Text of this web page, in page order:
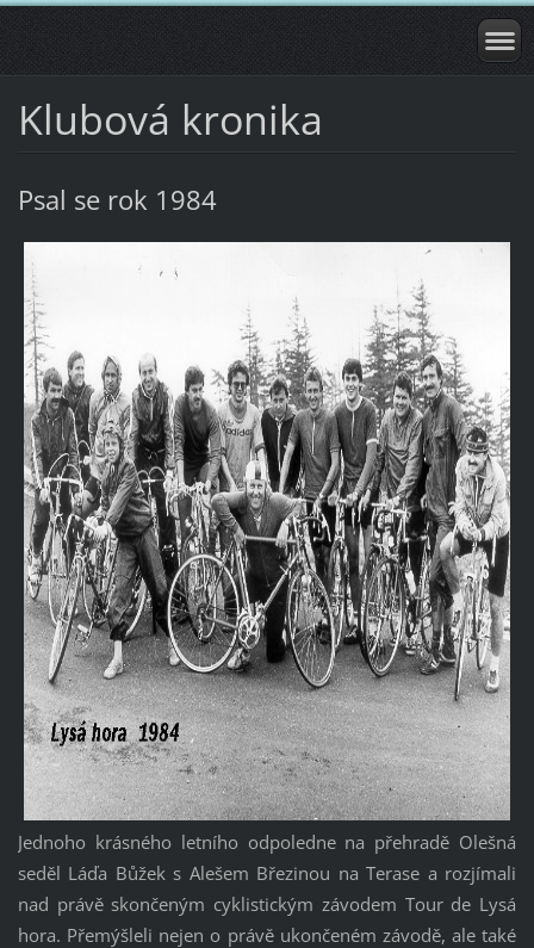
Klubová kronika
Psal se rok 1984
Jednoho krásného letního odpoledne na přehradě Olešná
seděl Láďa Bůžek s Alešem Březinou na Terase a rozjímali
nad právě skončeným cyklistickým závodem Tour de Lysá
hora. Přemýšleli nejen o právě ukončeném závodě, ale také